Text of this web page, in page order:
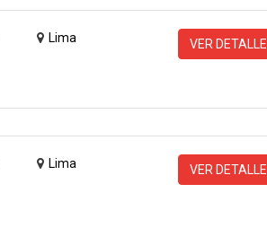
Lima VER DETALLE
Lima VER DETALLE